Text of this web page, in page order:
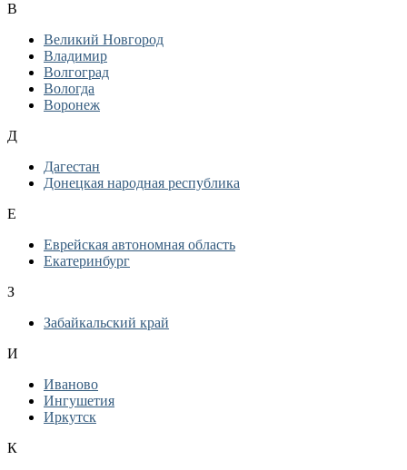
В
Великий Новгород
Владимир
Волгоград
Вологда
Воронеж
Д
Дагестан
Донецкая народная республика
Е
Еврейская автономная область
Екатеринбург
З
Забайкальский край
И
Иваново
Ингушетия
Иркутск
К